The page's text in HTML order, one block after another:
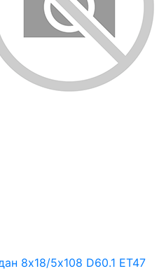
8х18/5х108 D60.1 ET47